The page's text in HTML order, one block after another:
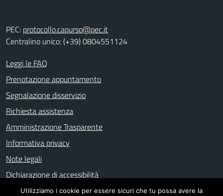
PEC: protocollo.capurso@pec.it
Centralino unico: (+39) 0804551124
Leggi le FAQ
Prenotazione appuntamento
Segnalazione disservizio
Richiesta assistenza
Amministrazione Trasparente
Informativa privacy
Note legali
Dichiarazione di accessibilità
Utilizziamo i cookie per essere sicuri che tu possa avere la